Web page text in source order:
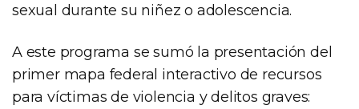
sexual durante su niñez o adolescencia.
A este programa se sumó la presentación del
primer mapa federal interactivo de recursos
para víctimas de violencia y delitos graves: